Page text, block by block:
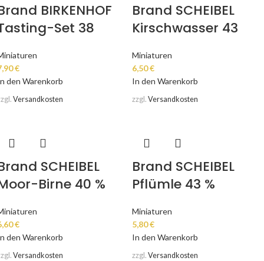
BIRKENHOF
Set 38
€
den Warenkorb
Versandkosten
Brand SCHEIBEL
Kirschwasser 43
Miniaturen
6,50€
In den Warenkorb
zzgl. Versandkosten
SCHEIBEL
Birne 40 %
€
den Warenkorb
Versandkosten
Brand SCHEIBEL
Pflümle 43 %
Miniaturen
5,80€
In den Warenkorb
zzgl. Versandkosten